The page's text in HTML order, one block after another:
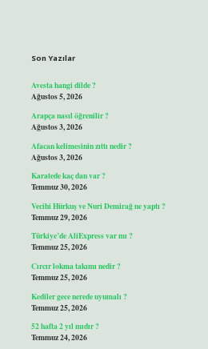
Son Yazılar
Avesta hangi dilde ?
Ağustos 5, 2026
Arapça nasıl öğrenilir ?
Ağustos 3, 2026
Afacan kelimesinin zıttı nedir ?
Ağustos 3, 2026
Karatede kaç dan var ?
Temmuz 30, 2026
Vecihi Hürkuş ve Nuri Demirağ ne yaptı ?
Temmuz 29, 2026
Türkiye’de AliExpress var mı ?
Temmuz 25, 2026
Cırcır lokma takımı nedir ?
Temmuz 25, 2026
Kediler gece nerede uyumalı ?
Temmuz 25, 2026
52 hafta 2 yıl mıdır ?
Temmuz 24, 2026